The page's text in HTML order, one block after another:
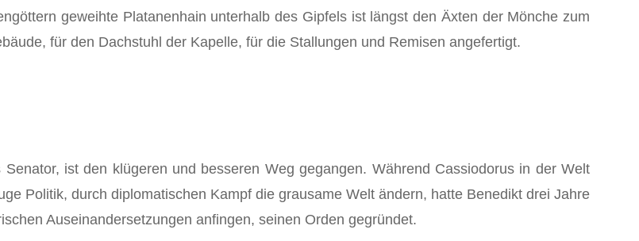
geweihte Platanenhain unterhalb des Gipfels ist längst den Äxten der Mönche zum
für den Dachstuhl der Kapelle, für die Stallungen und Remisen angefertigt.
ist den klügeren und besseren Weg gegangen. Während Cas­siodorus in der Welt
Politik, durch diplomatischen Kampf die grausame Welt ändern, hatte Benedikt drei Jahre
Auseinandersetzungen anfingen, seinen Orden gegründet.